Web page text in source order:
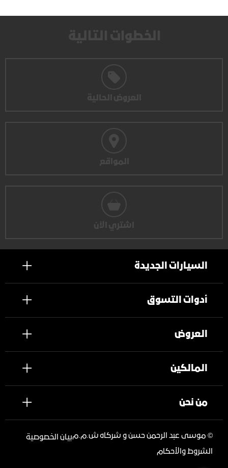
الخطوات التالية
العروض الحالية
المواقع
السيارات الجديدة
أدوات التسوق
العروض
المالكين
من نحن
© موسى عبد الرحمن حسن و شركاه ش.م.مبيان الخصوصية
الشروط والأحكام